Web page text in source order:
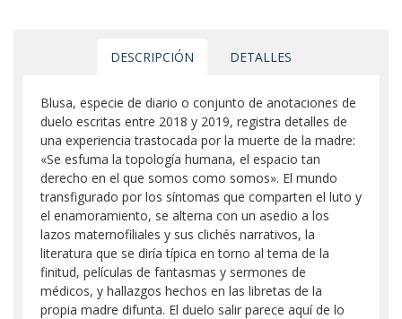
DESCRIPCIÓN DETALLES
Blusa, especie de diario o conjunto de anotaciones de
duelo escritas entre 2018 y 2019, registra detalles de
una experiencia trastocada por la muerte de la madre:
«Se esfuma la topología humana, el espacio tan
derecho en el que somos como somos». El mundo
transfigurado por los síntomas que comparten el luto y
el enamoramiento, se alterna con un asedio a los
lazos maternofiliales y sus clichés narrativos, la
literatura que se diría típica en torno al tema de la
finitud, películas de fantasmas y sermones de
médicos, y hallazgos hechos en las libretas de la
propia madre difunta. El duelo salir parece aquí de lo